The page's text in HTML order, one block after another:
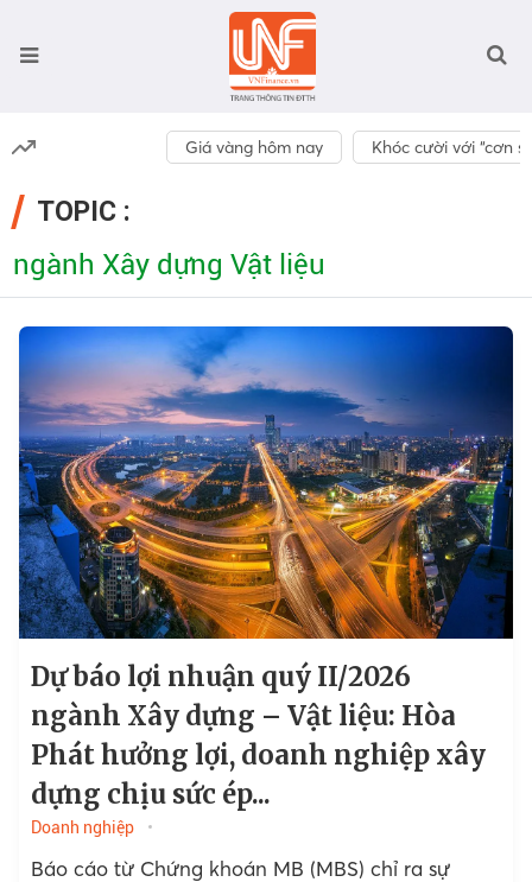
Giá vàng hôm nay Khóc cười với “cơn
TOPIC :
ngành Xây dựng Vật liệu
Dự báo lợi nhuận quý II/2026
ngành Xây dựng – Vật liệu: Hòa
Phát hưởng lợi, doanh nghiệp xây
dựng chịu sức ép...
Doanh nghiệp
Báo cáo từ Chứng khoán MB (MBS) chỉ ra sự